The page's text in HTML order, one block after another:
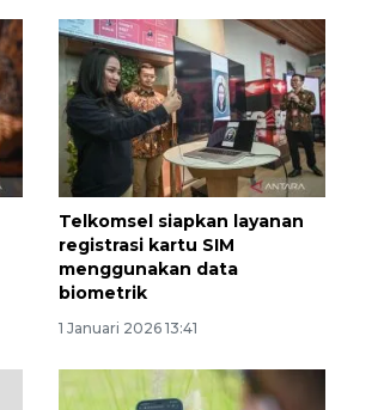
Telkomsel siapkan layanan
registrasi kartu SIM
menggunakan data
biometrik
1 Januari 2026 13:41